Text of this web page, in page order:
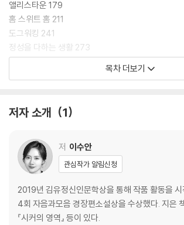
현대인의 욕망이 집약된 주거 공간을 다룬 작품들도
운〉과 〈홈 스위트 홈〉은 초고층 주상복합 아파트를
뒤에 숨겨진 이웃의 죽음에 대한 무관심과 서울이라
소외 사이에서 흔들리는 이들의 위태로운 일상을 집
막으로 〈정성을 다하는 생활〉은 범죄 피해자 가족으
라는 낯선 세계와 마주하며 느끼는 외로움과 그 사이
는 하나의 주제로 모인다. 작가는 관계가 무너지는 순
보면서도, 낮 동안 숨죽였던 투명한 마음들이 고개를
을 놓치지 않는다. 진심이 온전히 닿기 어려운 세상
이어지는 서툴고 선명한 감정들은, 우리가 왜 끝내
살아가야 하는지를 보여준다. 평온함이 사라진 저녁,
앨리스타운 179
홈 스위트 홈 211
도그워킹 241
정성을 다하는 생활 273
목차 더보기
저자 소개 1
저 이수안
관심작가 알림신청
2019년 김유정신인문학상을 통해 작품 활동을
4회 자음과모음 경장편소설상을 수상했다. 지은
『시커의 영역』 등이 있다.